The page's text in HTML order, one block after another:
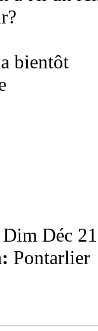
bientôt
Dim Déc
Pontarlier